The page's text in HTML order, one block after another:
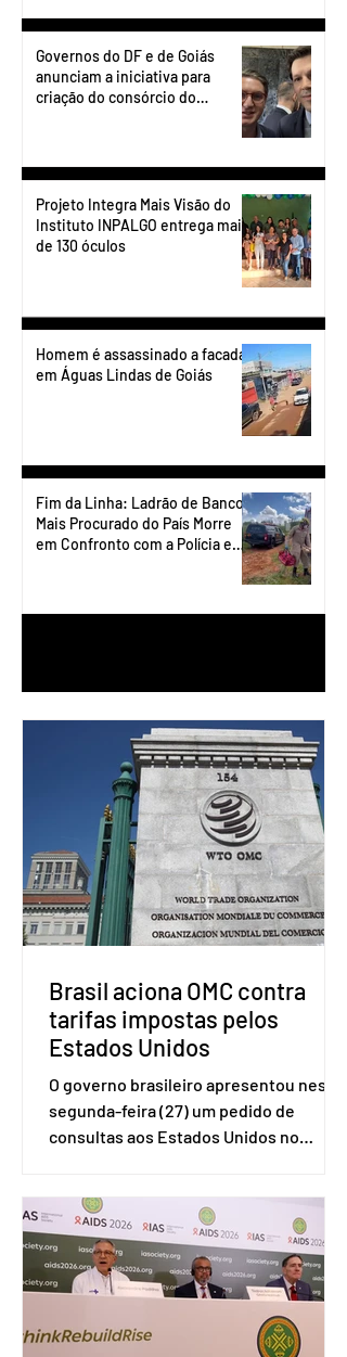
Governos do DF e de Goiás
anunciam a iniciativa para
criação do consórcio do
Projeto Integra Mais Visão do
Instituto INPALGO entrega mais
de 130 óculos
Homem é assassinado a facadas
em Águas Lindas de Goiás
Fim da Linha: Ladrão de Banco
Mais Procurado do País Morre
em Confronto com a Polícia em
Brasil aciona OMC contra
tarifas impostas pelos
Estados Unidos
O governo brasileiro apresentou nesta
segunda-feira (27) um pedido de
consultas aos Estados Unidos no
(OMC), contestando duas medidas
tarifárias adotadas pelo país norte-
americano com base na Seção 301 da
Lei de Comércio de 1974. Segundo nota
divulgada pelo Ministério das Relações
Exteriores, o Brasil considera que as